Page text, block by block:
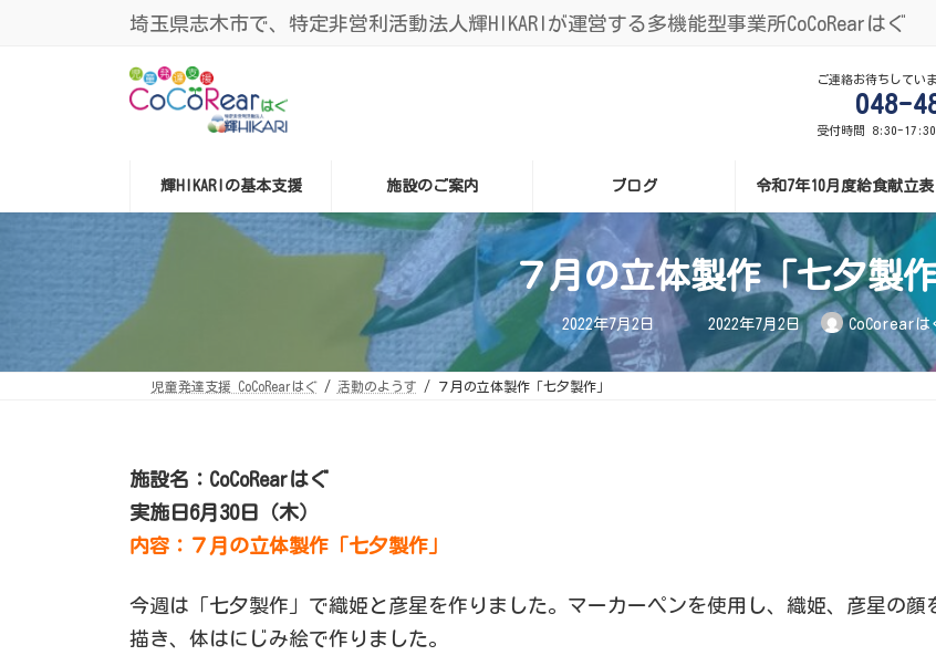
埼玉県志木市で、特定非営利活動法人輝HIKARIが運営する多機能型事業所CoCoRearはぐ
ご連絡お待ちしてい
048-
受付時間 8:30-
輝HIKARIの基本支援 施設のご案内 ブログ 令和7年10月度給食献立表
７月の立体製作「七夕製作
2022年7月2日
最
終
新
日
2022年7月2日 CoCorearは
児童発達支援 CoCoRearはぐ 活動のようす ７月の立体製作「七夕製作」
施設名：CoCoRearはぐ
実施日6月30日（木）
内容：７月の立体製作「七夕製作」
今週は「七夕製作」で織姫と彦星を作りました。マーカーペンを使用し、織姫、彦星の顔
描き、体はにじみ絵で作りました。